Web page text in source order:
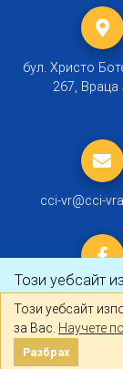
Този уебсайт
оптимално за
Разбрах
Този уебсайт
за Вас. Научете
Разбрах
бул. Христо
267, Враца
cci-vr@cci-
© 2019 ТПП